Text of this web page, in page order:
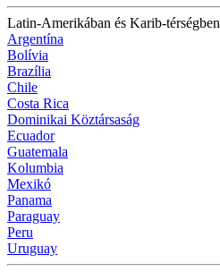
Latin-Amerikában és Karib-térségben
Argentína
Bolívia
Brazília
Chile
Costa Rica
Dominikai Köztársaság
Ecuador
Guatemala
Kolumbia
Mexikó
Panama
Paraguay
Peru
Uruguay